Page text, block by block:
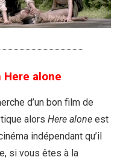
Here alone
d’un bon film de
alors Here alone est
indépendant qu’il
si vous êtes à la